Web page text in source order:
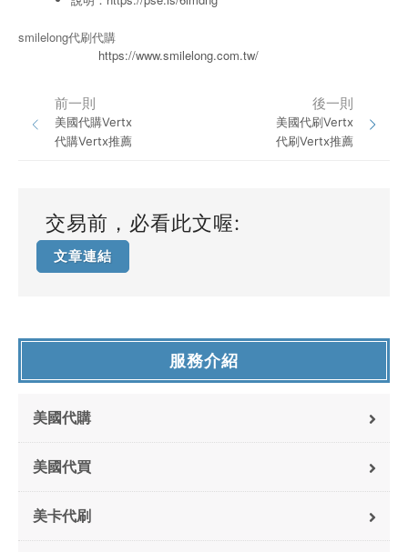
smilelong代刷代購
https://www.smilelong.com.tw/
前一則
美國代購Vertx
代購Vertx推薦
後一則
美國代刷Vertx
代刷Vertx推薦
交易前，必看此文喔:
文章連結
服務介紹
美國代購
美國代買
美卡代刷